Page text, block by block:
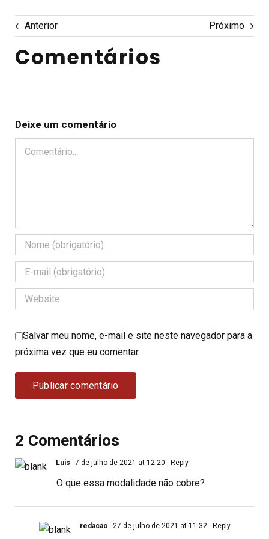
Anterior Próximo
Comentários
2 Comentários
Luis 7 de julho de 2021 at 12:20 - Reply
O que essa modalidade não cobre?
redacao 27 de julho de 2021 at 11:32 - Reply
Deixe um comentário
Comentário
Salvar meu nome, e-mail e site neste navegador para a
próxima vez que eu comentar.